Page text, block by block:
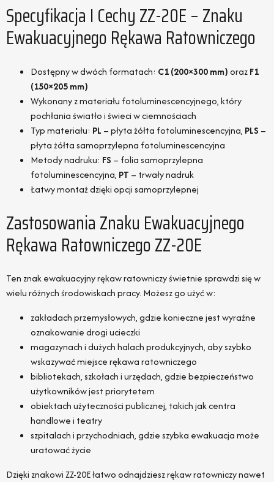
Specyfikacja I Cechy ZZ-20E – Znaku
Ewakuacyjnego Rękawa Ratowniczego
Dostępny w dwóch formatach: C1 (200×300 mm)orazF1
(150×205 mm)
Wykonany z materiału fotoluminescencyjnego, który
pochłania światło i świeci w ciemnościach
Typ materiału: PL – płyta żółta fotoluminescencyjna, PLS –
płyta żółta samoprzylepna fotoluminescencyjna
Metody nadruku: FS – folia samoprzylepna
fotoluminescencyjna, PT – trwały nadruk
Łatwy montaż dzięki opcji samoprzylepnej
Zastosowania Znaku Ewakuacyjnego
Rękawa Ratowniczego ZZ-20E
Ten znak ewakuacyjny rękaw ratowniczy świetnie sprawdzi się w
wielu różnych środowiskach pracy. Możesz go użyć w:
zakładach przemysłowych, gdzie konieczne jest wyraźne
oznakowanie drogi ucieczki
magazynach i dużych halach produkcyjnych, aby szybko
wskazywać miejsce rękawa ratowniczego
bibliotekach, szkołach i urzędach, gdzie bezpieczeństwo
użytkowników jest priorytetem
obiektach użyteczności publicznej, takich jak centra
handlowe i teatry
szpitalach i przychodniach, gdzie szybka ewakuacja może
uratować życie
Dzięki znakowi ZZ-20E łatwo odnajdziesz rękaw ratowniczy nawet